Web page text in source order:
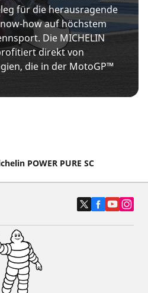
für die herausragende
how auf höchstem
Die MICHELIN
direkt von
die in der MotoGP™
POWER PURE SC